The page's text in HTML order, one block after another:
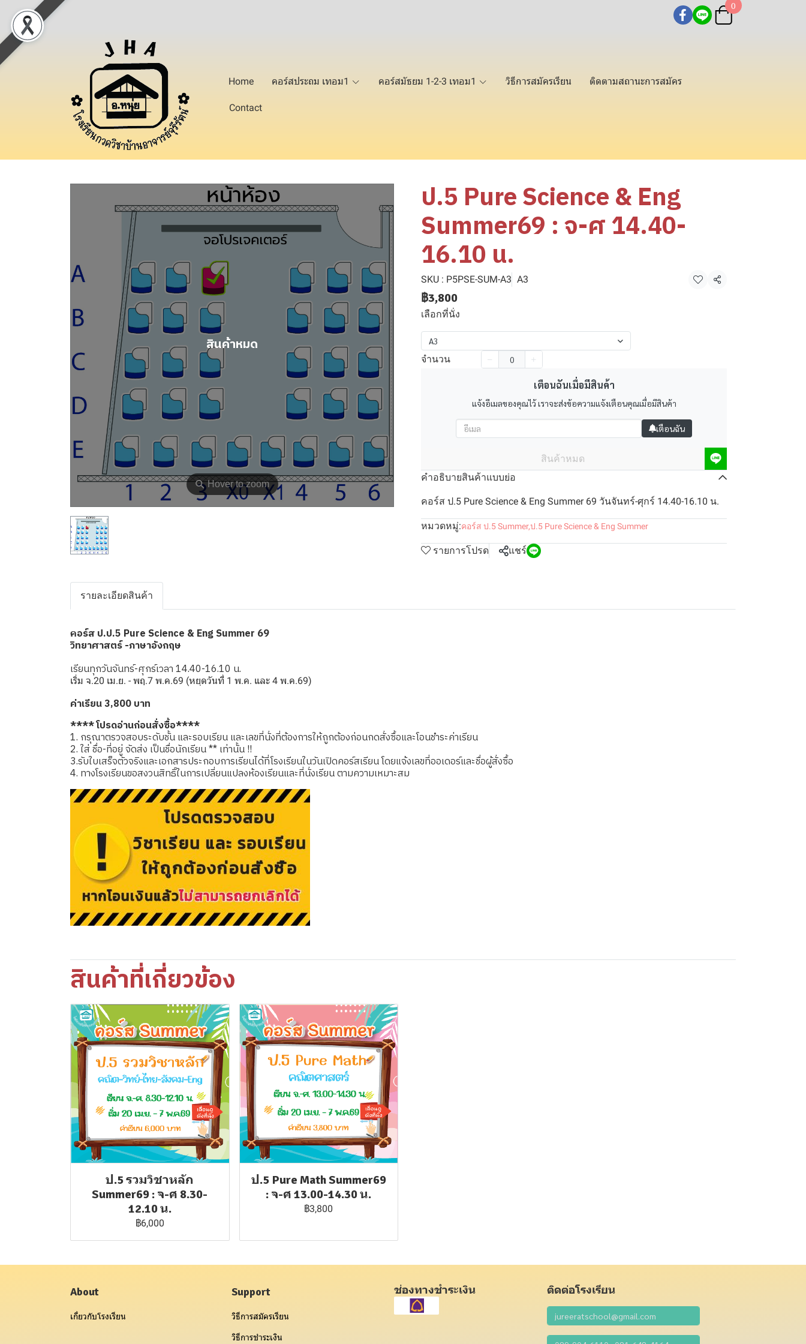
0
Home คอร์สประถม เทอม1 คอร์สมัธยม 1-2-3 เทอม1 วิธีการสมัครเรียน ติดตามสถานะการสมัคร
Contact
⚲Hover to zoom
สินค้าหมด
ป.5 Pure Science & Eng
Summer69 : จ-ศ 14.40-
16.10 น.
SKU : P5PSE-SUM-A3 A3 แชร์
฿3,800
เลือกที่นั่ง
A3
จำนวน
เตือนฉันเมื่อมีสินค้า
แจ้งอีเมลของคุณไว้ เราจะส่งข้อความแจ้งเตือนคุณเมื่อมีสินค้า
เตือนฉัน
สินค้าหมด
คำอธิบายสินค้าแบบย่อ
คอร์ส ป.5 Pure Science & Eng Summer 69 วันจันทร์-ศุกร์ 14.40-16.10 น.
หมวดหมู่:คอร์ส ป.5 Summer,ป.5 Pure Science & Eng Summer
รายการโปรด แชร์
รายละเอียดสินค้า
คอร์ส ป.ป.5 Pure Science & Eng Summer 69
วิทยาศาสตร์ -ภาษาอังกฤษ
เรียนทุกวันจันทร์-ศุกร์เวลา 14.40-16.10 น.
เริ่ม จ.20 เม.ย. - พฤ.7 พ.ค.69 (หยุดวันที่ 1 พ.ค. และ 4 พ.ค.69)
ค่าเรียน 3,800 บาท
**** โปรดอ่านก่อนสั่งซื้อ****
1. กรุณาตรวจสอบระดับชั้น และรอบเรียน และเลขที่นั่งที่ต้องการให้ถูกต้องก่อนกดสั่งซื้อและโอนชำระค่าเรียน
2. ใส่ ชื่อ-ที่อยู่ จัดส่ง เป็นชื่อนักเรียน ** เท่านั้น !!
3.รับใบเสร็จตัวจริงและเอกสารประกอบการเรียนได้ที่โรงเรียนในวันเปิดคอร์สเรียน โดยแจ้งเลขที่ออเดอร์และชื่อผู้สั่งซื้อ
4. ทางโรงเรียนขอสงวนสิทธิ์ในการเปลี่ยนแปลงห้องเรียนและที่นั่งเรียน ตามความเหมาะสม
สินค้าที่เกี่ยวข้อง
ป.5 รวมวิชาหลัก
Summer69 : จ-ศ 8.30-
12.10 น.
฿6,000
ป.5 Pure Math Summer69
: จ-ศ 13.00-14.30 น.
฿3,800
About
เกี่ยวกับโรงเรียน
Support
วิธีการสมัครเรียน
วิธีการชำระเงิน
ช่องทางชำระเงิน ติดต่อโรงเรียน